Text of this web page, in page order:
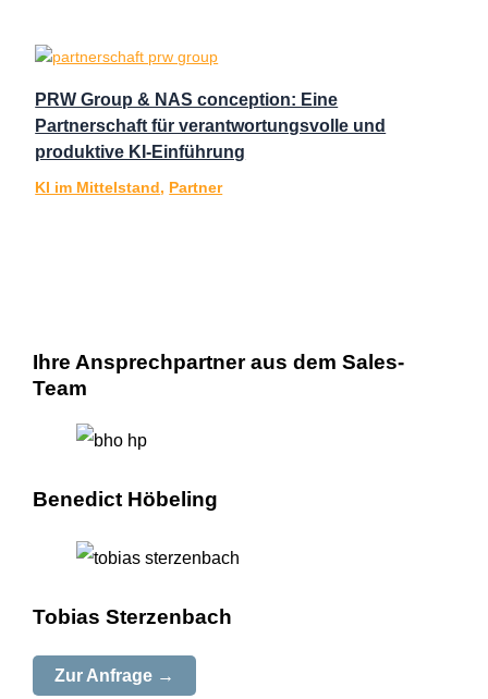
PRW Group & NAS conception: Eine
Partnerschaft für verantwortungsvolle und
produktive KI‑Einführung
KI im Mittelstand, Partner
Ihre Ansprechpartner aus dem Sales-
Team
Benedict Höbeling
Tobias Sterzenbach
Zur Anfrage →